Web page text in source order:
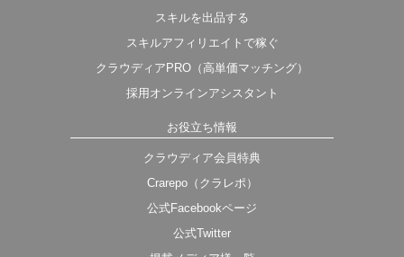
スキルを出品する
スキルアフィリエイトで稼ぐ
クラウディアPRO（高単価マッチング）
採用オンラインアシスタント
お役立ち情報
クラウディア会員特典
Crarepo（クラレポ）
公式Facebookページ
公式Twitter